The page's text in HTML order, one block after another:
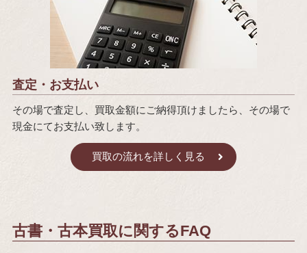
査定・お支払い
その場で査定し、買取金額にご納得頂けましたら、その場で
現金にてお支払い致します。
買取の流れを詳しく見る
古書・古本買取に関するFAQ